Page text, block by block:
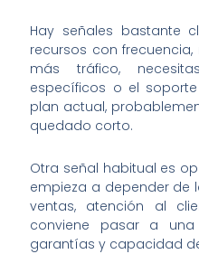
Hay señales bastante
recursos con
más tráfico,
específicos o el
plan actual,
quedado corto.
Otra señal habitual es
empieza a depender de
ventas, atención al
conviene pasar a
garantías y capacidad